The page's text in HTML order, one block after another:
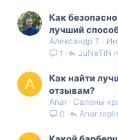
Как
лучший
Александр Т
1
JuNeTiN
A
Как найти
отзывам?
Anar Салоны
0
Anar